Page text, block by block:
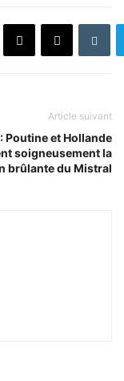
Article suivant
Poutine et Hollande
soigneusement la
brûlante du Mistral